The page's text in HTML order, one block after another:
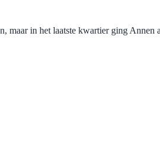
maar in het laatste kwartier ging Annen